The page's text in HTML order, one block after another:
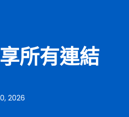
所有連結
2026